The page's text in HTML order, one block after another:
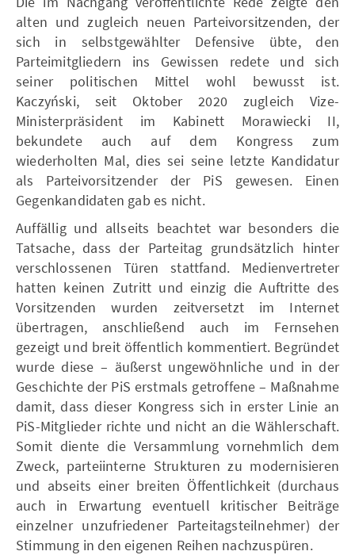
alten und zugleich neuen Parteivorsitzenden, der
sich in selbstgewählter Defensive übte, den
Parteimitgliedern ins Gewissen redete und sich
seiner politischen Mittel wohl bewusst ist.
Kaczyński, seit Oktober 2020 zugleich Vize-
Ministerpräsident im Kabinett Morawiecki II,
bekundete auch auf dem Kongress zum
wiederholten Mal, dies sei seine letzte Kandidatur
als Parteivorsitzender der PiS gewesen. Einen
Gegenkandidaten gab es nicht.
Auffällig und allseits beachtet war besonders die
Tatsache, dass der Parteitag grundsätzlich hinter
verschlossenen Türen stattfand. Medienvertreter
hatten keinen Zutritt und einzig die Auftritte des
Vorsitzenden wurden zeitversetzt im Internet
übertragen, anschließend auch im Fernsehen
gezeigt und breit öffentlich kommentiert. Begründet
wurde diese – äußerst ungewöhnliche und in der
Geschichte der PiS erstmals getroffene – Maßnahme
damit, dass dieser Kongress sich in erster Linie an
PiS-Mitglieder richte und nicht an die Wählerschaft.
Somit diente die Versammlung vornehmlich dem
Zweck, parteiinterne Strukturen zu modernisieren
und abseits einer breiten Öffentlichkeit (durchaus
auch in Erwartung eventuell kritischer Beiträge
einzelner unzufriedener Parteitagsteilnehmer) der
Stimmung in den eigenen Reihen nachzuspüren.